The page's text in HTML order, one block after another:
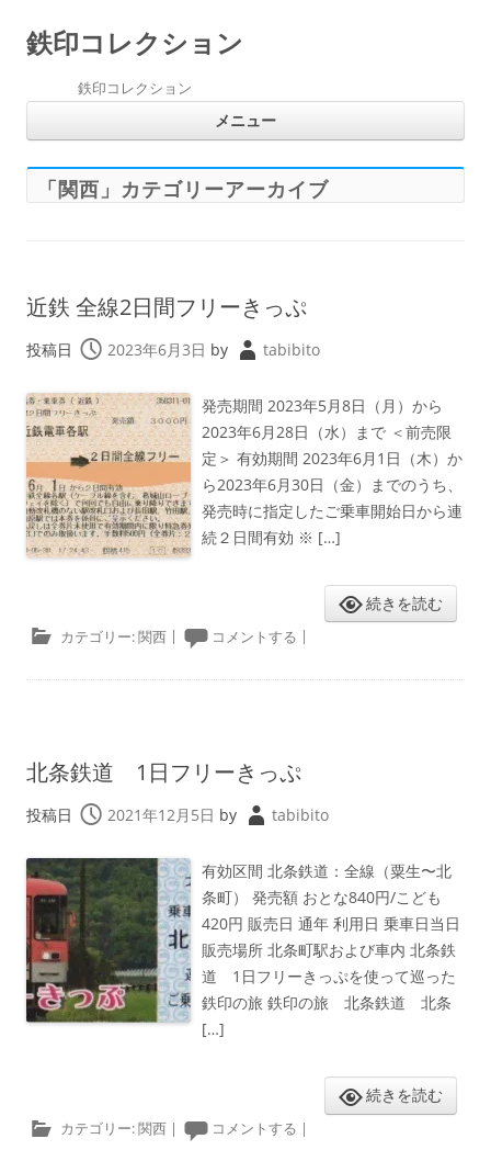
鉄印コレクション
鉄印コレクション
メニュー
「関西 」カテゴリーアーカイブ
近鉄 全線2日間フリーきっぷ
投稿日 2023年6月3日 by tabibito
発売期間 2023年5月8日（月）から
2023年6月28日（水）まで ＜前売限
定＞ 有効期間 2023年6月1日（木）か
ら2023年6月30日（金）までのうち、
発売時に指定したご乗車開始日から連
続２日間有効 ※ […]
続きを読む
カテゴリー:関西 | コメントする |
北条鉄道 1日フリーきっぷ
投稿日 2021年12月5日 by tabibito
有効区間 北条鉄道：全線（粟生〜北
条町） 発売額 おとな840円/こども
420円 販売日 通年 利用日 乗車日当日
販売場所 北条町駅および車内 北条鉄
道 1日フリーきっぷを使って巡った
鉄印の旅 鉄印の旅 北条鉄道 北条
[…]
続きを読む
カテゴリー:関西 | コメントする |